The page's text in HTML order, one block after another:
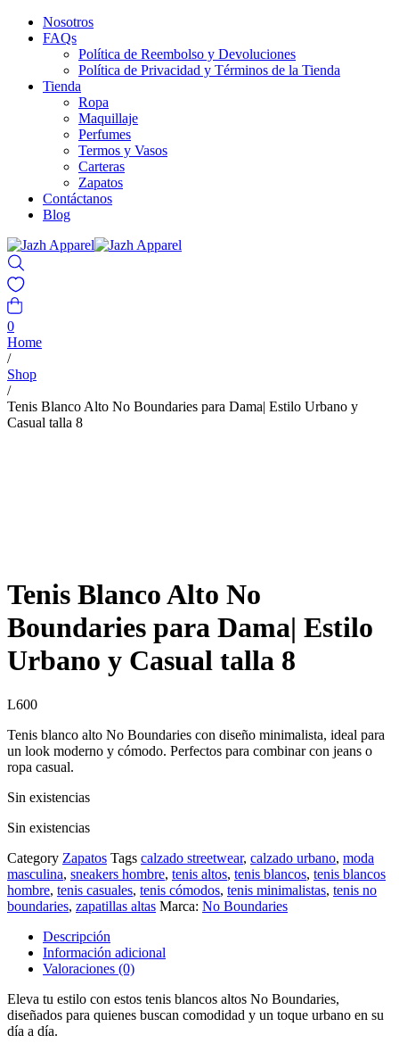
Nosotros
FAQs
Política de Reembolso y Devoluciones
Política de Privacidad y Términos de la Tienda
Tienda
Ropa
Maquillaje
Perfumes
Termos y Vasos
Carteras
Zapatos
Contáctanos
Blog
0
Home
/
Shop
/
Tenis Blanco Alto No Boundaries para Dama| Estilo Urbano y
Casual talla 8
Tenis Blanco Alto No
Boundaries para Dama| Estilo
Urbano y Casual talla 8
L600
Tenis blanco alto No Boundaries con diseño minimalista, ideal para
un look moderno y cómodo. Perfectos para combinar con jeans o
ropa casual.
Sin existencias
Sin existencias
Category Zapatos Tags calzado streetwear, calzado urbano, moda
masculina, sneakers hombre, tenis altos, tenis blancos, tenis blancos
hombre, tenis casuales, tenis cómodos, tenis minimalistas, tenis no
boundaries, zapatillas altas Marca: No Boundaries
Descripción
Información adicional
Valoraciones (0)
Eleva tu estilo con estos tenis blancos altos No Boundaries,
diseñados para quienes buscan comodidad y un toque urbano en su
día a día.